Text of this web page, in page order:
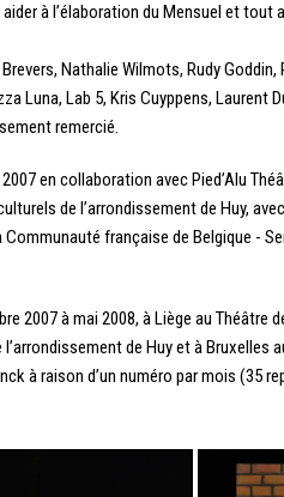
à l’élaboration du Mensuel et tout
Nathalie Wilmots, Rudy
Luna, Lab 5, Kris Cuyppens, Laurent
remercié.
en collaboration avec Pied’Alu
de l’arrondissement de Huy,
Communauté française de Belgique -
2007 à mai 2008, à Liège au Théâtre
de Huy et à Bruxelles
à raison d’un numéro par mois (35